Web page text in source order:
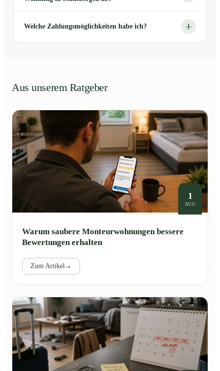
Welche Zahlungsmöglichkeiten habe ich?
Aus unserem Ratgeber
1
AUG
Warum saubere Monteurwohnungen bessere
Bewertungen erhalten
Zum Artikel→